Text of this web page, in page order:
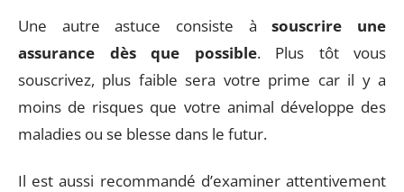
Une autre astuce consiste àsouscrire une
assurance dès que possible. Plus tôt vous
souscrivez, plus faible sera votre prime car il y a
moins de risques que votre animal développe des
maladies ou se blesse dans le futur.
Il est aussi recommandé d’examiner attentivement